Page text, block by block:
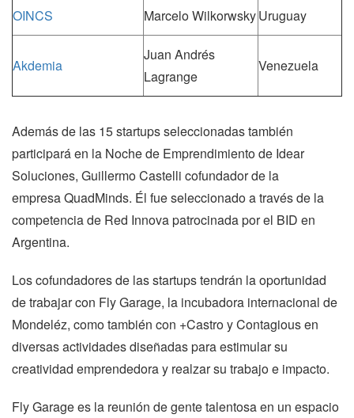
OINCS Marcelo WilkorwskyUruguay
Akdemia
Juan Andrés
Lagrange
Venezuela
Además de las 15 startups seleccionadas también
participará en la Noche de Emprendimiento de Idear
Soluciones, Guillermo Castelli cofundador de la
empresa QuadMinds. Él fue seleccionado a través de la
competencia de Red Innova patrocinada por el BID en
Argentina.
Los cofundadores de las startups tendrán la oportunidad
de trabajar con Fly Garage, la incubadora internacional de
Mondeléz, como también con +Castro y Contagious en
diversas actividades diseñadas para estimular su
creatividad emprendedora y realzar su trabajo e impacto.
Fly Garage es la reunión de gente talentosa en un espacio